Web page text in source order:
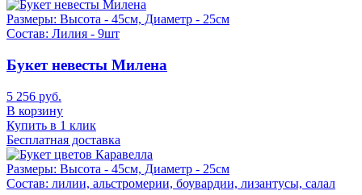
Размеры: Высота - 45см, Диаметр - 25см
Состав: Лилия - 9шт
Букет невесты Милена
5 256 руб.
В корзину
Купить в 1 клик
Бесплатная доставка
Размеры: Высота - 45см, Диаметр - 25см
Состав: лилии, альстромерии, боувардии, лизантусы, салал